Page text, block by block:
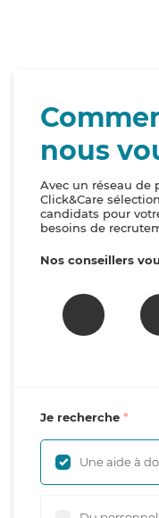
nous
Avec un réseau de
Click&Care
candidats pour
besoins de
Nos conseillers
Je recherche
Une aide à